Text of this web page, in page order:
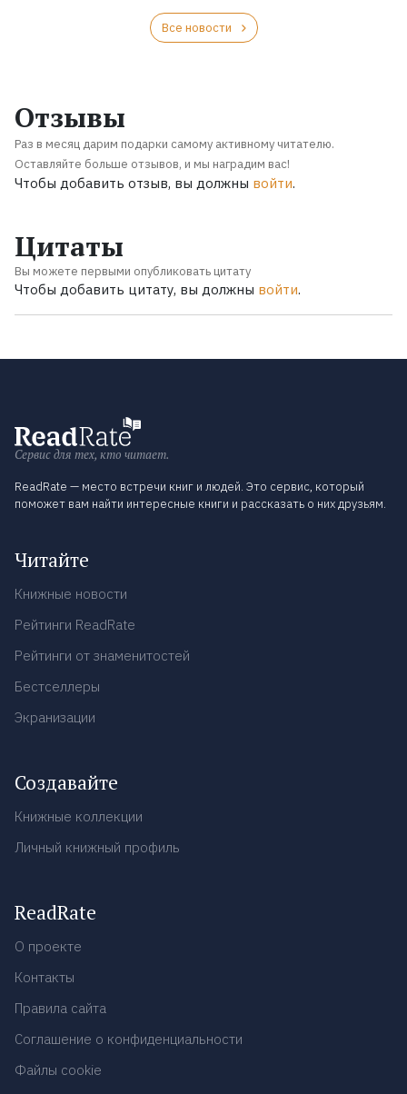
Все новости
Отзывы
Раз в месяц дарим подарки самому активному читателю.
Оставляйте больше отзывов, и мы наградим вас!
Чтобы добавить отзыв, вы должны войти.
Цитаты
Вы можете первыми опубликовать цитату
Чтобы добавить цитату, вы должны войти.
Сервис для тех, кто читает.
ReadRate — место встречи книг и людей. Это сервис, который
поможет вам найти интересные книги и рассказать о них друзьям.
Читайте
Книжные новости
Рейтинги ReadRate
Рейтинги от знаменитостей
Бестселлеры
Экранизации
Создавайте
Книжные коллекции
Личный книжный профиль
ReadRate
О проекте
Контакты
Правила сайта
Соглашение о конфиденциальности
Файлы cookie